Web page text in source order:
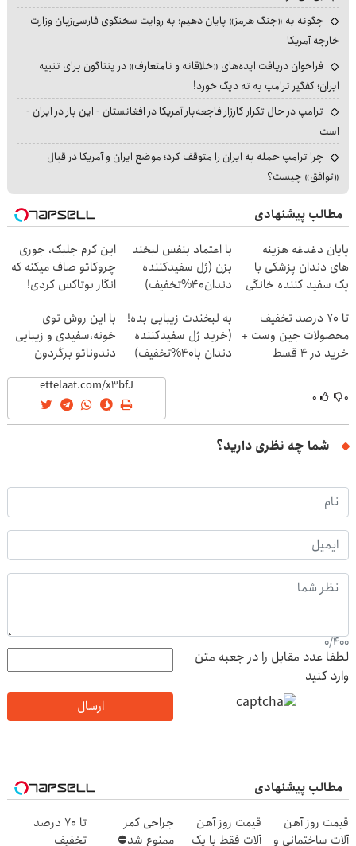
چگونه به «جنگ هرمز» پایان دهیم؛ به روایت سخنگوی فارسی‌زبان وزارت
خارجه آمریکا
فراخوان دریافت ایده‌های «خلاقانه و نامتعارف» در پنتاگون برای تنبیه
ایران؛ کفگیر ترامپ به ته دیگ خورد!
ترامپ در حال تکرار کارزار فاجعه‌بار آمریکا در افغانستان - این بار در ایران -
است
چرا ترامپ حمله به ایران را متوقف کرد؛ موضع ایران و آمریکا در قبال
«توافق» چیست؟
مطالب پیشنهادی
پایان دغدغه هزینه
های دندان پزشکی با
پک سفید کننده خانگی
با اعتماد بنفس لبخند
بزن (ژل سفیدکننده
دندان40%تخفیف)
این کرم جلبک، جوری
چروکاتو صاف میکنه که
انگار بوتاکس کردی!
تا 70 درصد تخفیف
محصولات جین وست +
خرید در 4 قسط
به لبخندت زیبایی بده!
(خرید ژل سفیدکننده
دندان با40%تخفیف)
با این روش توی
خونه،سفیدی و زیبایی
دندوناتو برگردون
(40%off)
۰ ۰
شما چه نظری دارید؟
0/400
لطفا عدد مقابل را در جعبه متن
وارد کنید
ارسال
مطالب پیشنهادی
قیمت روز آهن
آلات ساختمانی و
قیمت روز آهن
آلات فقط با یک
جراحی کمر
ممنوع شد⛔
تا 70 درصد
تخفیف